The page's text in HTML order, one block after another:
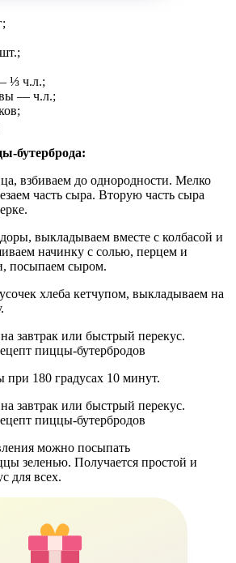
⅓ ч.л.;
— ч.л.;
бутерброда:
взбиваем до однородности. Мелко
часть сыра. Вторую часть сыра
выкладываем вместе с колбасой и
начинку с солью, перцем и
посыпаем сыром.
хлеба кетчупом, выкладываем на
180 градусах 10 минут.
можно посыпать
зеленью. Получается простой и
для всех.